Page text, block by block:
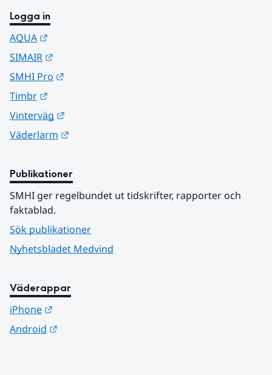
Logga in
AQUA
SIMAIR
SMHI Pro
Timbr
Vinterväg
Väderlarm
Publikationer
SMHI ger regelbundet ut tidskrifter, rapporter och
faktablad.
Sök publikationer
Nyhetsbladet Medvind
Väderappar
iPhone
Android